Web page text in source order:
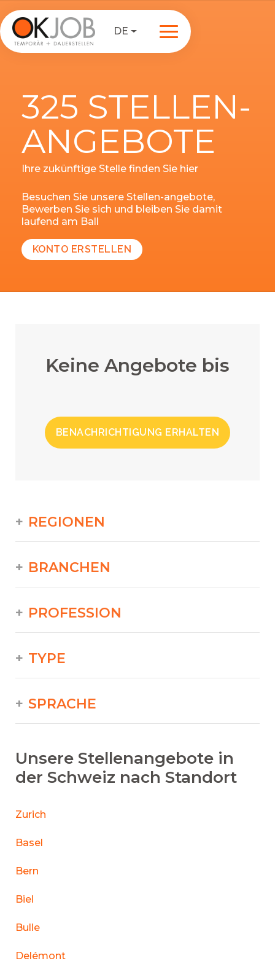
DE
325 STELLEN-
ANGEBOTE
Ihre zukünftige Stelle finden Sie hier
Besuchen Sie unsere Stellen-angebote,
Bewerben Sie sich und bleiben Sie damit
laufend am Ball
KONTO ERSTELLEN
Keine Angebote bis
BENACHRICHTIGUNG ERHALTEN
REGIONEN
BRANCHEN
PROFESSION
TYPE
SPRACHE
Unsere Stellenangebote in
der Schweiz nach Standort
Zurich
Basel
Bern
Biel
Bulle
Delémont